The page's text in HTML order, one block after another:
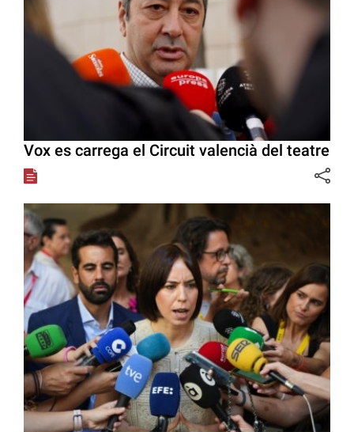
Vox es carrega el Circuit valencià del teatre